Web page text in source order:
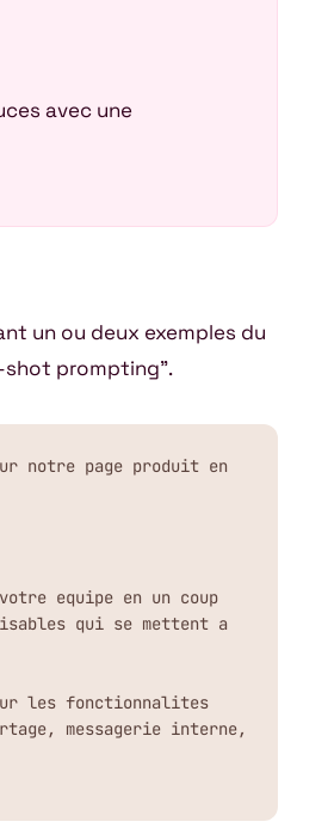
avec une
un ou deux exemples du
shot prompting”.
notre page produit en
equipe en un coup
qui se mettent a
les fonctionnalites
messagerie interne,